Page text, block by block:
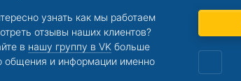
узнать как мы работаем
отзывы наших клиентов?
в нашу группу в VK больше
общения и информации именно